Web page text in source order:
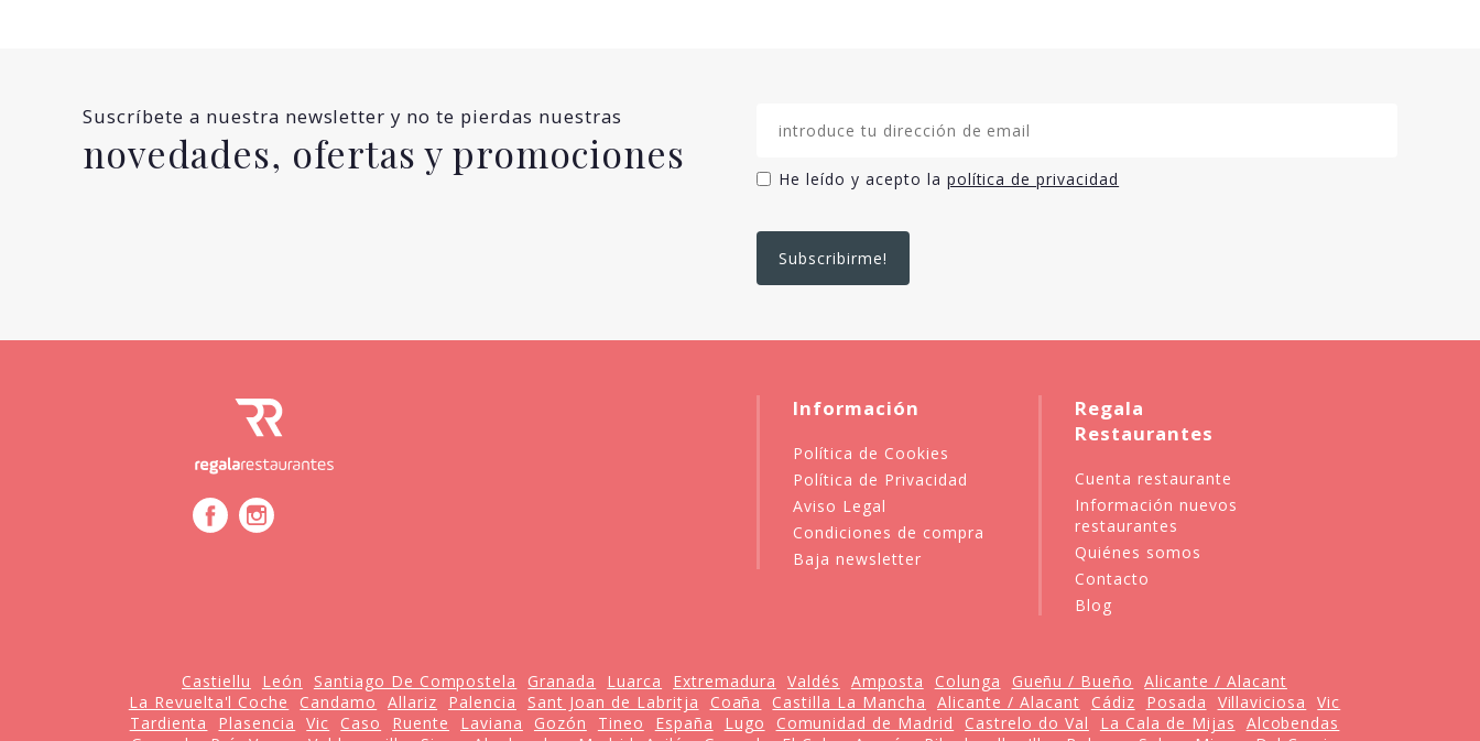
Suscríbete a nuestra newsletter y no te pierdas nuestras
novedades, ofertas y promociones
He leído y acepto la política de privacidad
Información
Política de Cookies
Política de Privacidad
Aviso Legal
Condiciones de compra
Baja newsletter
Regala
Restaurantes
Cuenta restaurante
Información nuevos
restaurantes
Quiénes somos
Contacto
Blog
Castiellu León Santiago De Compostela Granada Luarca Extremadura Valdés Amposta Colunga Gueñu / Bueño
Alicante / Alacant
La Revuelta'l Coche
Candamo Allariz Palencia Sant Joan de Labritja Coaña Castilla La Mancha Alicante / Alacant Cádiz Posada Villaviciosa
Vic
Tardienta
Plasencia Vic Caso Ruente Laviana Gozón Tineo España Lugo Comunidad de Madrid Castrelo do Val La Cala de Mijas
Alcobendas